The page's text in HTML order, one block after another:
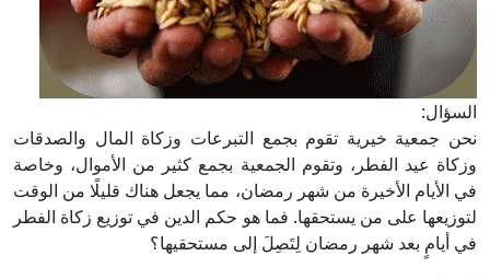
السؤال:
نحن جمعية خيرية تقوم بجمع التبرعات وزكاة المال والصدقات
وزكاة عيد الفطر، وتقوم الجمعية بجمع كثير من الأموال، وخاصة
في الأيام الأخيرة من شهر رمضان، مما يجعل هناك قليلًا من الوقت
لتوزيعها على من يستحقها. فما هو حكم الدين في توزيع زكاة الفطر
في أيامٍ بعد شهر رمضان لِتَصِلَ إلى مستحقيها؟